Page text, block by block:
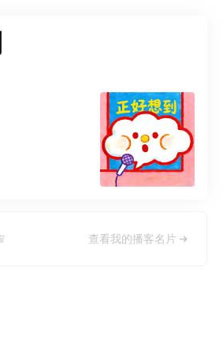
查看我的播客名片